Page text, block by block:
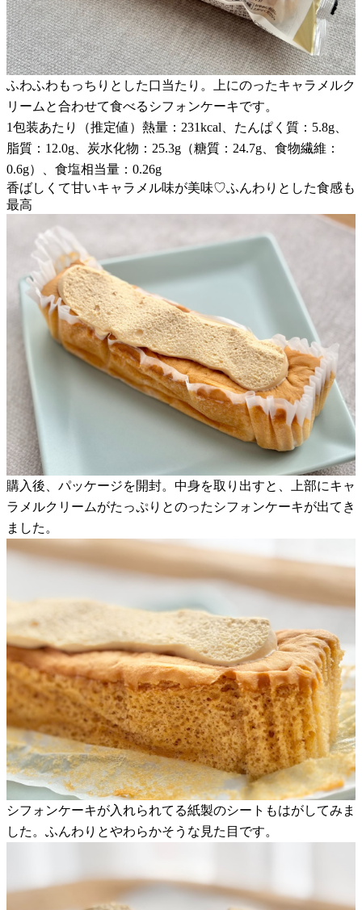
ふわふわもっちりとした口当たり。上にのったキャラメルク
リームと合わせて食べるシフォンケーキです。
1包装あたり（推定値）熱量：231kcal、たんぱく質：5.8g、
脂質：12.0g、炭水化物：25.3g（糖質：24.7g、食物繊維：
0.6g）、食塩相当量：0.26g
香ばしくて甘いキャラメル味が美味♡ふんわりとした食感も
最高
購入後、パッケージを開封。中身を取り出すと、上部にキャ
ラメルクリームがたっぷりとのったシフォンケーキが出てき
ました。
シフォンケーキが入れられてる紙製のシートもはがしてみま
した。ふんわりとやわらかそうな見た目です。